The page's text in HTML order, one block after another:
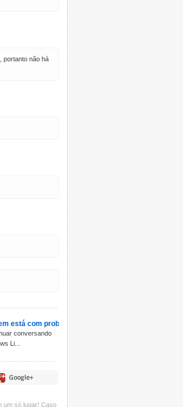
portanto não há
está com problemas com o Windows Live
conversando
Li...
um só lugar! Caso